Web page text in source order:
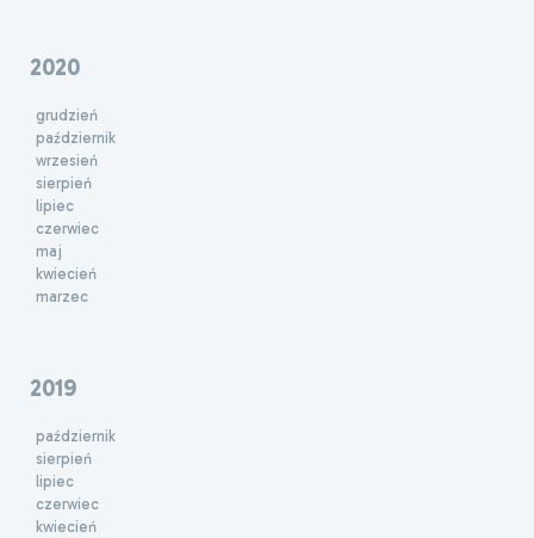
2020
grudzień
październik
wrzesień
sierpień
lipiec
czerwiec
maj
kwiecień
marzec
2019
październik
sierpień
lipiec
czerwiec
kwiecień